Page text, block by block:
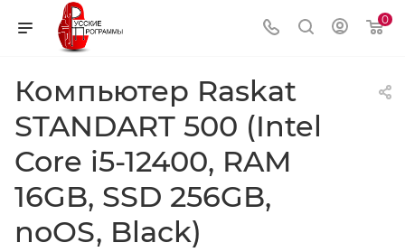
0
Компьютер Raskat
STANDART 500 (Intel
Core i5-12400, RAM
16GB, SSD 256GB,
noOS, Black)